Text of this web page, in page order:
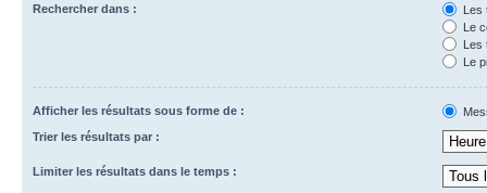
Rechercher dans :
Les
Le
Les
Le
Afficher les résultats sous forme de :
Trier les résultats par :
Limiter les résultats dans le temps :